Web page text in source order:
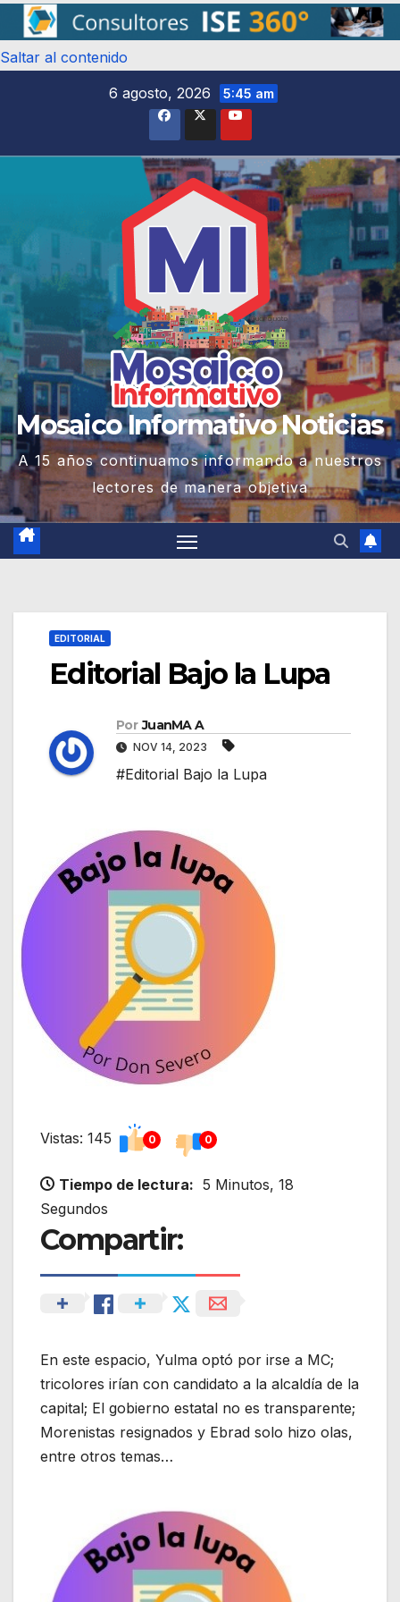
Saltar al contenido
6 agosto, 2026
5:45 am
Mosaico Informativo Noticias
A 15 años continuamos informando a nuestros
lectores de manera objetiva
EDITORIAL
Editorial Bajo la Lupa
Por JuanMA A
NOV 14, 2023
#Editorial Bajo la Lupa
Vistas: 145 0 0
Tiempo de lectura: 5 Minutos, 18
Segundos
Compartir:
En este espacio, Yulma optó por irse a MC;
tricolores irían con candidato a la alcaldía de la
capital; El gobierno estatal no es transparente;
Morenistas resignados y Ebrad solo hizo olas,
entre otros temas…